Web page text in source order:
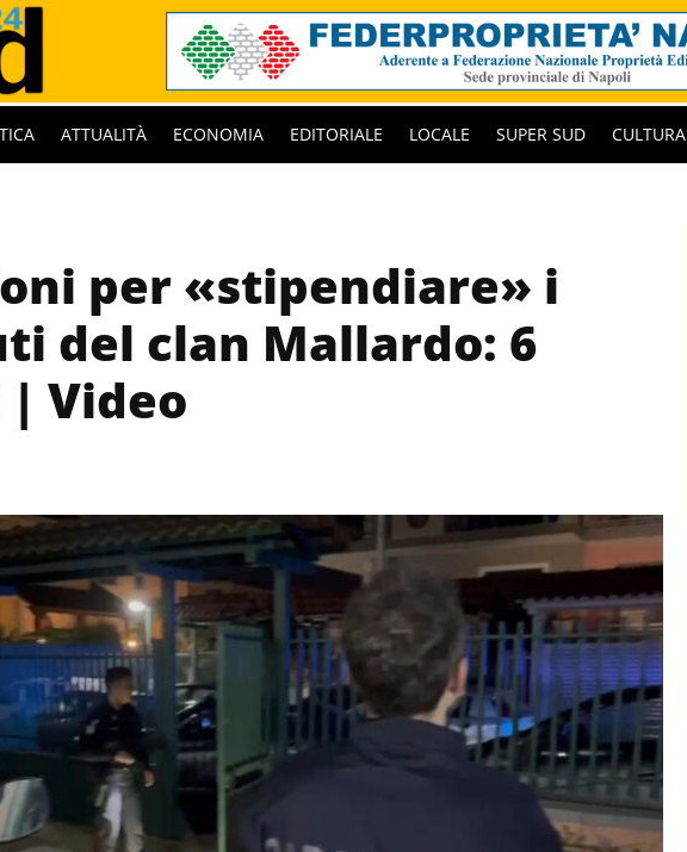
ATTUALITÀ ECONOMIA EDITORIALE LOCALE SUPER SUD CULTURA
per «stipendiare» i
del clan Mallardo: 6
Video